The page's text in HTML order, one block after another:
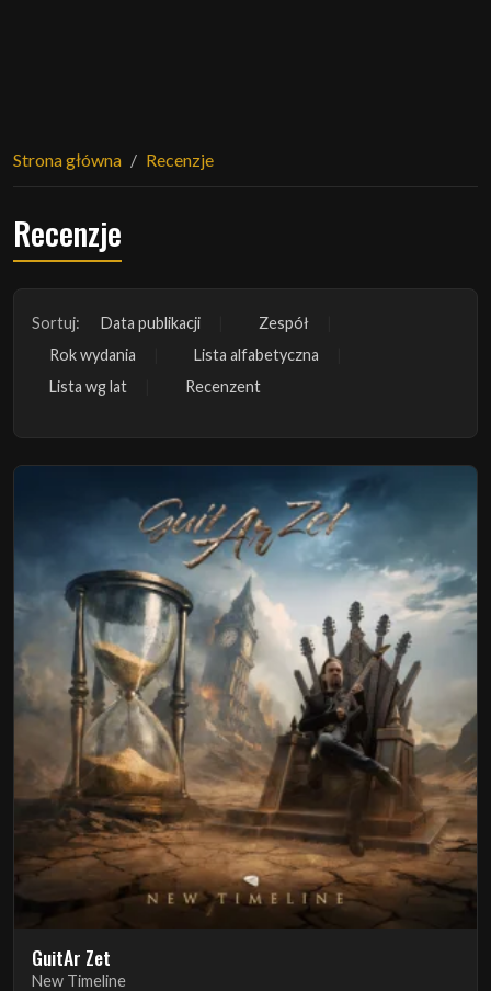
Strona główna Recenzje
Recenzje
Sortuj: Data publikacji
Zespół
Rok wydania
Lista alfabetyczna
Lista wg lat
Recenzent
GuitAr Zet
New Timeline